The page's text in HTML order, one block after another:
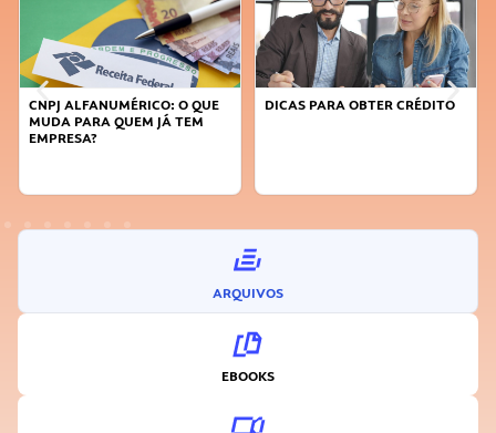
DICAS PARA OBTER CRÉDITO
FAÇA A DIFERENÇA: SEJA
ARQUIVOS
EBOOKS